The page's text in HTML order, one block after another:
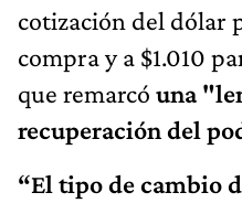
cotización del dólar
compra y a $1.010
que remarcó una
recuperación del
“El tipo de cambio